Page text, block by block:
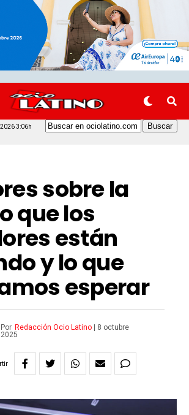
3:06h
sobre la
que los
están
y lo que
esperar
Por Redacción Ocio Latino|
8 octubre
2025